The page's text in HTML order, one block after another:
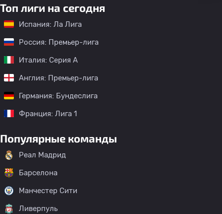
Топ лиги на сегодня
Испания: Ла Лига
Россия: Премьер-лига
Италия: Серия А
Англия: Премьер-лига
Германия: Бундеслига
Франция: Лига 1
Популярные команды
Реал Мадрид
Барселона
Манчестер Сити
Ливерпуль